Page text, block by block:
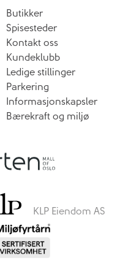
KLP Eiendom AS
Butikker
Spisesteder
Kontakt oss
Kundeklubb
Ledige stillinger
Parkering
Informasjonskapsler
Bærekraft og miljø